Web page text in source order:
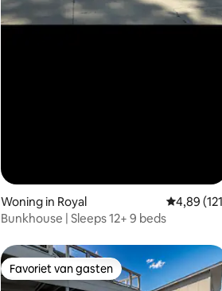
Woning in Royal
4,89
Bunkhouse | Sleeps 12+ 9 beds
Favoriet van gasten
Favoriet van gasten